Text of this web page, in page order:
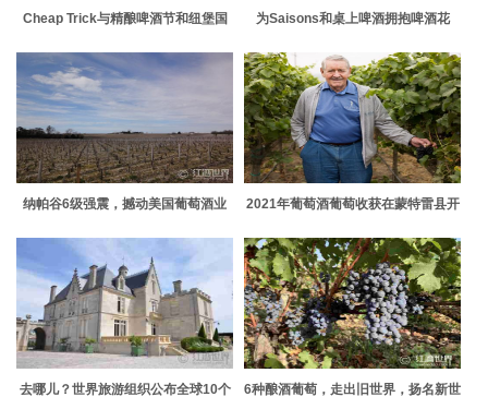
Cheap Trick与精酿啤酒节和纽堡国
为Saisons和桌上啤酒拥抱啤酒花
纳帕谷6级强震，撼动美国葡萄酒业
2021年葡萄酒葡萄收获在蒙特雷县开
去哪儿？世界旅游组织公布全球10个
6种酿酒葡萄，走出旧世界，扬名新世